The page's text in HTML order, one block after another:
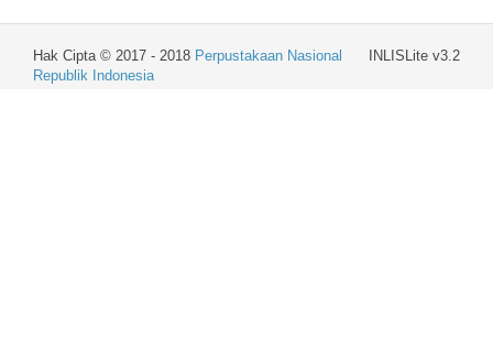
INLISLite v3.2
Hak Cipta © 2017 - 2018 Perpustakaan Nasional
Republik Indonesia